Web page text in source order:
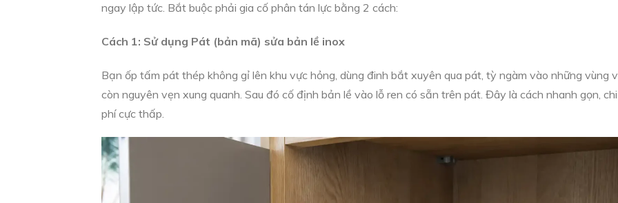
ngay lập tức. Bắt buộc phải gia cố phân tán lực bằng 2 cách:
Cách 1: Sử dụng Pát (bản mã) sửa bản lề inox
Bạn ốp tấm pát thép không gỉ lên khu vực hỏng, dùng đinh bắt xuyên qua pát, tỳ ngàm vào những vùng
còn nguyên vẹn xung quanh. Sau đó cố định bản lề vào lỗ ren có sẵn trên pát. Đây là cách nhanh gọn, chi
phí cực thấp.